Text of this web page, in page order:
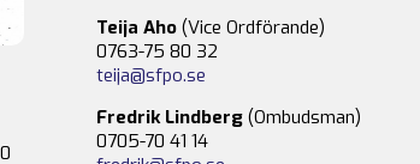
Teija Aho (Vice Ordförande)
0763-75 80 32
teija@sfpo.se
Fredrik Lindberg (Ombudsman)
0705-70 41 14